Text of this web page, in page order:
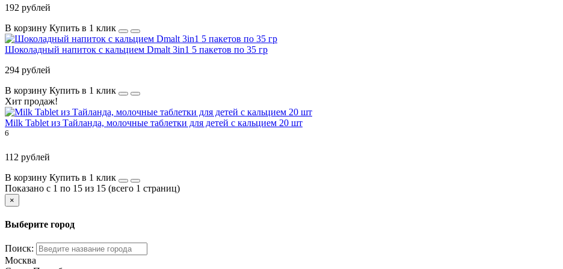
192 рублей
В корзину Купить в 1 клик
Шоколадный напиток с кальцием Dmalt 3in1 5 пакетов по 35 гр
294 рублей
В корзину Купить в 1 клик
Хит продаж!
Milk Tablet из Тайланда, молочные таблетки для детей с кальцием 20 шт
6
112 рублей
В корзину Купить в 1 клик
Показано с 1 по 15 из 15 (всего 1 страниц)
×
Выберите город
Поиск:
Москва